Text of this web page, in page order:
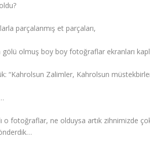
parçalanmış et parçaları,
gölü olmuş boy boy fotoğraflar ekranları
“Kahrolsun Zalimler, Kahrolsun
o fotoğraflar, ne olduysa artık zihnimizde